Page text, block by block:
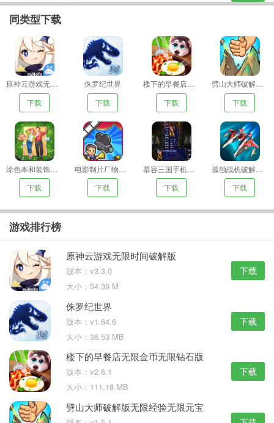
电影制片厂物语无限金币
慕容三国手机版下载 下载
孤独战机破解版无限金币无限钻石 下载
同类型下载
原神云游戏无限时间破解版
下载
侏罗纪世界
下载
楼下的早餐店无限金币无限钻石版
下载
劈山大师破解版无限经验无限元宝
下载
下载
下载
下载
下载
游戏排行榜
原神云游戏无限时间破解版
版本：v3.3.0
大小：54.39 M
下载
侏罗纪世界
版本：v1.64.6
大小：36.53 MB
下载
楼下的早餐店无限金币无限钻石版
版本：v2.6.1
大小：111.18 MB
下载
劈山大师破解版无限经验无限元宝